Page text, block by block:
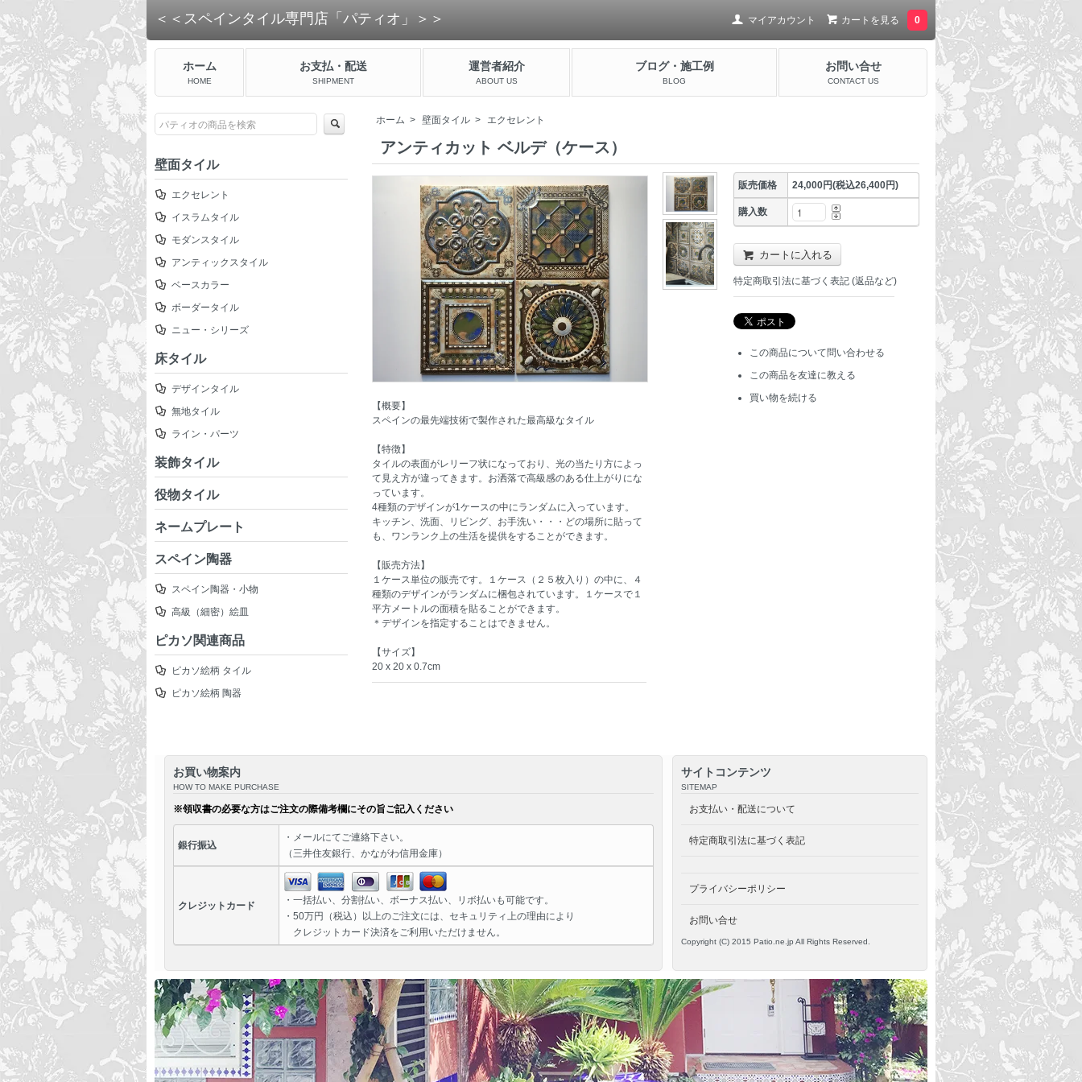
＜＜スペインタイル専門店「パティオ」＞＞ マイアカウント カートを見る 0
ホーム
HOME
お支払・配送
SHIPMENT
運営者紹介
ABOUT US
ブログ・施工例
BLOG
お問い合せ
CONTACT US
ホーム > 壁面タイル > エクセレント
アンティカット ベルデ（ケース）
販売価格 24,000円(税込26,400円)
購入数
カートに入れる
特定商取引法に基づく表記 (返品など)
この商品について問い合わせる
この商品を友達に教える
買い物を続ける
【概要】
スペインの最先端技術で製作された最高級なタイル
【特徴】
タイルの表面がレリーフ状になっており、光の当たり方によっ
て見え方が違ってきます。お洒落で高級感のある仕上がりにな
っています。
4種類のデザインが1ケースの中にランダムに入っています。
キッチン、洗面、リビング、お手洗い・・・どの場所に貼って
も、ワンランク上の生活を提供をすることができます。
【販売方法】
１ケース単位の販売です。１ケース（２５枚入り）の中に、４
種類のデザインがランダムに梱包されています。１ケースで１
平方メートルの面積を貼ることができます。
＊デザインを指定することはできません。
【サイズ】
20 x 20 x 0.7cm
壁面タイル
エクセレント
イスラムタイル
モダンスタイル
アンティックスタイル
ベースカラー
ボーダータイル
ニュー・シリーズ
床タイル
デザインタイル
無地タイル
ライン・パーツ
装飾タイル
役物タイル
ネームプレート
スペイン陶器
スペイン陶器・小物
高級（細密）絵皿
ピカソ関連商品
ピカソ絵柄 タイル
ピカソ絵柄 陶器
お買い物案内
HOW TO MAKE PURCHASE
※領収書の必要な方はご注文の際備考欄にその旨ご記入ください
銀行振込
・ メールにてご連絡下さい。
（三井住友銀行、かながわ信用金庫）
クレジットカード
・一括払い、分割払い、ボーナス払い、リボ払いも可能です。
・50万円（税込）以上のご注文には、セキュリティ上の理由により
クレジットカード決済をご利用いただけません。
サイトコンテンツ
SITEMAP
お支払い・配送について
特定商取引法に基づく表記
プライバシーポリシー
お問い合せ
Copyright (C) 2015 Patio.ne.jp All Rights Reserved.